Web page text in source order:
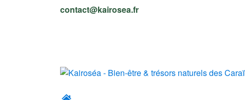
contact@kairosea.fr